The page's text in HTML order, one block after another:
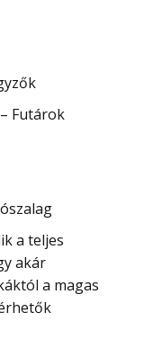
Futárok
akár
a magas